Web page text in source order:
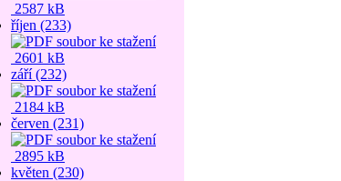
2587 kB
říjen (233)
2601 kB
září (232)
2184 kB
červen (231)
2895 kB
květen (230)